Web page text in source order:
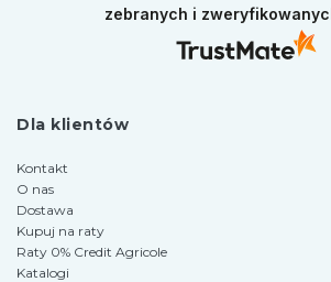
w naszym sklepie.
zebranych i
Dla klientów
Kontakt
O nas
Dostawa
Kupuj na raty
Raty 0% Credit Agricole
Katalogi